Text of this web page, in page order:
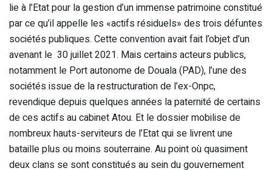
lie à l’Etat pour la gestion d’un immense patrimoine constitué
par ce qu’il appelle les «actifs résiduels» des trois défuntes
sociétés publiques. Cette convention avait fait l’objet d’un
avenant le 30 juillet 2021. Mais certains acteurs publics,
notamment le Port autonome de Douala (PAD), l’une des
sociétés issue de la restructuration de l’ex-Onpc,
revendique depuis quelques années la paternité de certains
de ces actifs au cabinet Atou. Et le dossier mobilise de
nombreux hauts-serviteurs de l’Etat qui se livrent une
bataille plus ou moins souterraine. Au point où quasiment
deux clans se sont constitués au sein du gouvernement